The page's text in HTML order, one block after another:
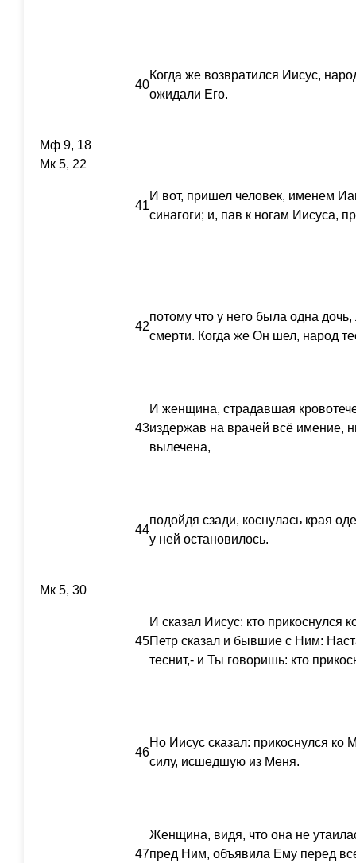
40
Когда же возвратился Иисус,
ожидали Его.
Мф 9, 18
Мк 5, 22
41
И вот, пришел человек, именем
синагоги; и, пав к ногам Иисуса,
42
потому что у него была одна
смерти. Когда же Он шел, народ
43
И женщина, страдавшая
издержав на врачей всё имение,
вылечена,
44
подойдя сзади, коснулась края
у ней остановилось.
Мк 5, 30
45
И сказал Иисус: кто прикоснулся
Петр сказал и бывшие с Ним:
теснит,- и Ты говоришь: кто
46
Но Иисус сказал: прикоснулся ко
силу, исшедшую из Меня.
47
Женщина, видя, что она не
пред Ним, объявила Ему перед